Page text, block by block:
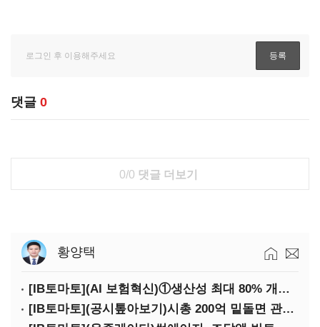
댓글 0
0/0 댓글 더보기
황양택
[IB토마토](AI 보험혁신)①생산성 최대 80% 개선…현실은 '실행 격차'
[IB토마토](공시톺아보기)시총 200억 밑돌면 관리종목…상폐 피하려면